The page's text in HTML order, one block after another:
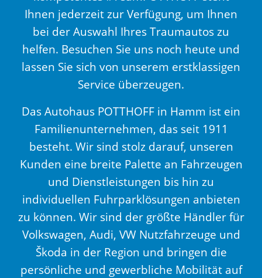
Ihnen jederzeit zur Verfügung, um Ihnen
bei der Auswahl Ihres Traumautos zu
helfen. Besuchen Sie uns noch heute und
lassen Sie sich von unserem erstklassigen
Service überzeugen.
Das Autohaus POTTHOFF in Hamm ist ein
Familienunternehmen, das seit 1911
besteht. Wir sind stolz darauf, unseren
Kunden eine breite Palette an Fahrzeugen
und Dienstleistungen bis hin zu
individuellen Fuhrparklösungen anbieten
zu können. Wir sind der größte Händler für
Volkswagen, Audi, VW Nutzfahrzeuge und
Škoda in der Region und bringen die
persönliche und gewerbliche Mobilität auf